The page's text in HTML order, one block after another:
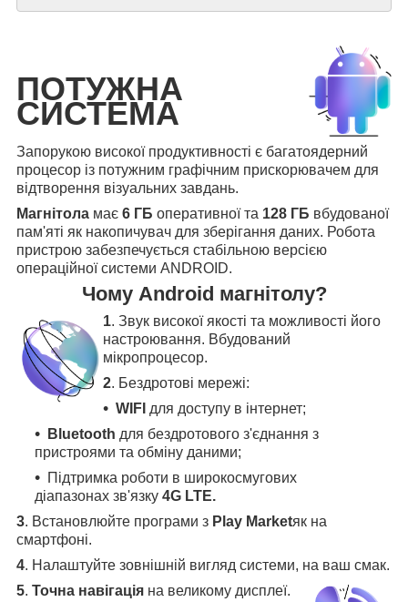
ПОТУЖНА
СИСТЕМА
Запорукою високої продуктивності є багатоядерний
процесор із потужним графічним прискорювачем для
відтворення візуальних завдань.
Магнітола має 6 ГБ оперативної та 128 ГБ вбудованої
пам'яті як накопичувач для зберігання даних. Робота
пристрою забезпечується стабільною версією
операційної системи ANDROID.
Чому Android магнітолу?
1. Звук високої якості та можливості його
настроювання. Вбудований
мікропроцесор.
2. Бездротові мережі:
WIFI для доступу в інтернет;
Bluetooth для бездротового з'єднання з
пристроями та обміну даними;
Підтримка роботи в широкосмугових
діапазонах зв'язку 4G LTE.
3. Встановлюйте програми з Play Marketяк на
смартфоні.
4. Налаштуйте зовнішній вигляд системи, на ваш смак.
5. Точна навігація на великому дисплеї.